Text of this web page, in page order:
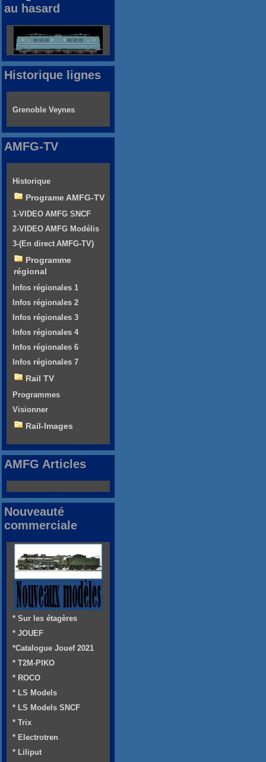
au hasard
Historique lignes
Grenoble Veynes
AMFG-TV
Historique
Programe AMFG-TV
1-VIDEO AMFG SNCF
2-VIDEO AMFG Modélis
3-(En direct AMFG-TV)
Programme
régional
Infos régionales 1
Infos régionales 2
Infos régionales 3
Infos régionales 4
Infos régionales 6
Infos régionales 7
Rail TV
Programmes
Visionner
Rail-Images
AMFG Articles
Nouveauté
commerciale
* Sur les étagères
* JOUEF
*Catalogue Jouef 2021
* T2M-PIKO
* ROCO
* LS Models
* LS Models SNCF
* Trix
* Electrotren
* Liliput